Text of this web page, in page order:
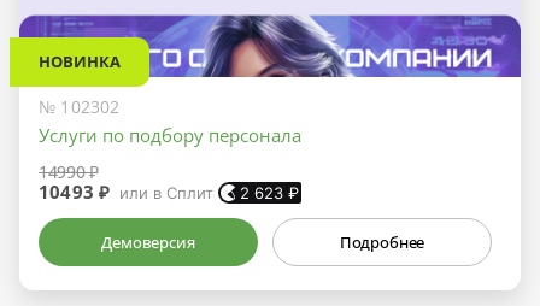
НОВИНКА
№ 102302
Услуги по подбору персонала
14990 ₽
10493 ₽ или в Сплит 2 623 ₽
Демоверсия Подробнее